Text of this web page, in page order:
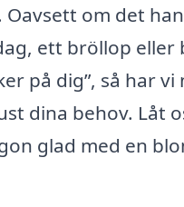
Oavsett om det
ett bröllop eller
på dig”, så har
dina behov. Låt
glad med en